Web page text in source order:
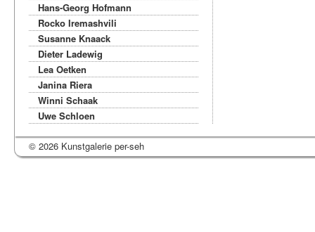
Hans-Georg Hofmann
Rocko Iremashvili
Susanne Knaack
Dieter Ladewig
Lea Oetken
Janina Riera
Winni Schaak
Uwe Schloen
© 2026 Kunstgalerie per-seh